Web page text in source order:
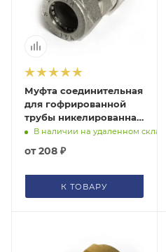
Муфта соединительная
для гофрированной
трубы никелированная
Lavita
В наличии на удаленном складе
от208 ₽
К ТОВАРУ
помогут с подбором.
ЗАКАЗАТЬ ЗВОНОК